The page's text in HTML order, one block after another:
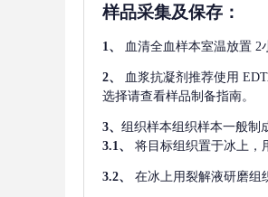
样品采集及保存 ：
1、 血清全血样本室温放置 2
2、 血浆抗凝剂推荐使用
选择请查看样品制备指南。
3、 组织样本组织样本一般制
3.1、
将目标组织置于冰上，
3.2、 在冰上用裂解液研磨组